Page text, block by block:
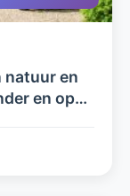
natuur en
en op